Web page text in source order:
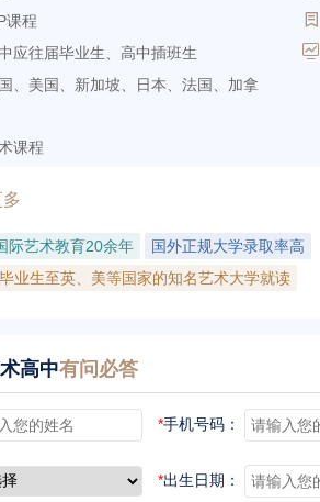
课程 
应往届毕业生、高中插班生 
、美国、新加坡、日本、法国、加拿
课程
际艺术教育20余年
国外正规大学录取率高
业生至英、美等国家的知名艺术大学就读
高中有问必答
*手机号码：
*出生日期：